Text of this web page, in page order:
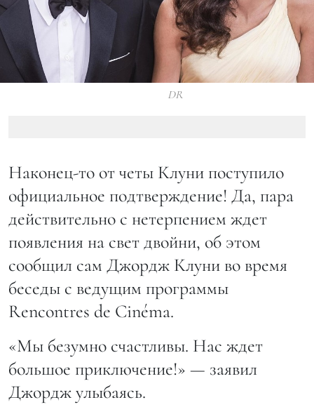
DR
Наконец-то от четы Клуни поступило
официальное подтверждение! Да, пара
действительно с нетерпением ждет
появления на свет двойни, об этом
сообщил сам Джордж Клуни во время
беседы с ведущим программы
Rencontres de Cinéma.
«Мы безумно счастливы. Нас ждет
большое приключение!» — заявил
Джордж улыбаясь.